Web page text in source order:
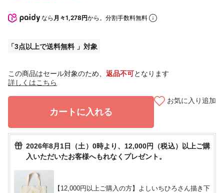
なら 月々1,278円から。分割手数料無料
3点以上で送料無料
この商品はセール対象のため、 返品不可となります
詳しくはこちら
カートに入れる
お気に入り追加
2026年8月1日（土）0時より、12,000円（税込）以上ご購
入いただいたお客様へもれなくプレゼント。
【12,000円以上ご購入の方】よしいちひろさん描き下